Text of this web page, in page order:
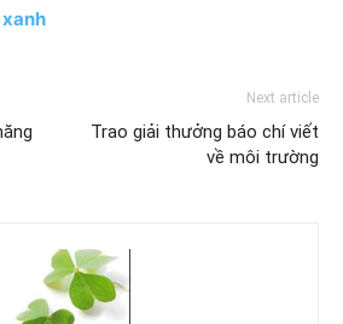
Next article
Trao giải thưởng báo chí viết
về môi trường